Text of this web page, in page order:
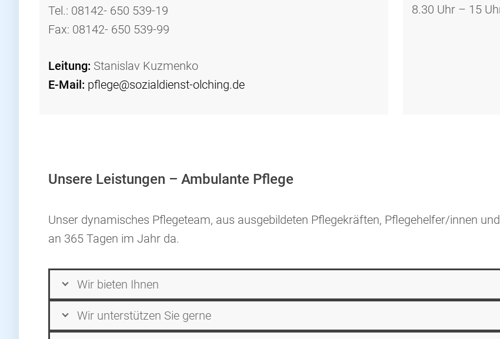
Tel.: 08142- 650 539-19
Fax: 08142- 650 539-99
Leitung: Stanislav Kuzmenko
E-Mail: pflege@sozialdienst-olching.de
8.30 Uhr – 15
Unsere Leistungen – Ambulante Pflege
Unser dynamisches Pflegeteam, aus ausgebildeten Pflegekräften, Pflegehelfer/innen
an 365 Tagen im Jahr da.
Wir bieten Ihnen
Wir unterstützen Sie gerne